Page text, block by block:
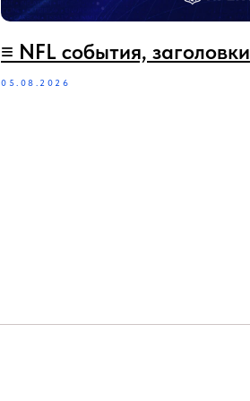
≡‪‪‪ NFL события, заголовки
05.08.2026